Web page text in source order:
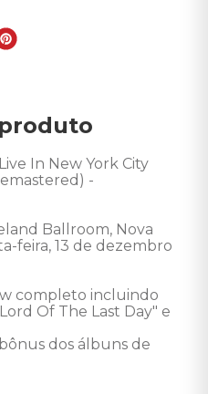
In New York City
-
Ballroom, Nova
feira, 13 de dezembro
completo incluindo
Of The Last Day" e
dos álbuns de